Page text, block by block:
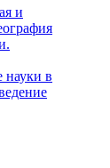
и
науки в